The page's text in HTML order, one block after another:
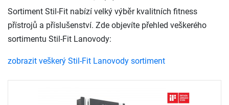
Sortiment Stil-Fit nabízí velký výběr kvalitních fitness
přístrojů a příslušenství. Zde objevíte přehled veškerého
sortimentu Stil-Fit Lanovody:
zobrazit veškerý Stil-Fit Lanovody sortiment